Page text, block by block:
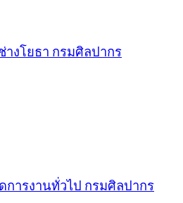
งโยธา กรมศิลปากร
ารงานทั่วไป กรมศิลปากร